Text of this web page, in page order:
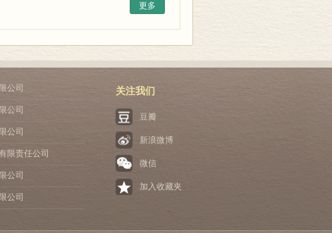
更多
公司
公司
公司
限责任公司
公司
公司
关注我们
豆瓣
新浪微博
微信
加入收藏夹